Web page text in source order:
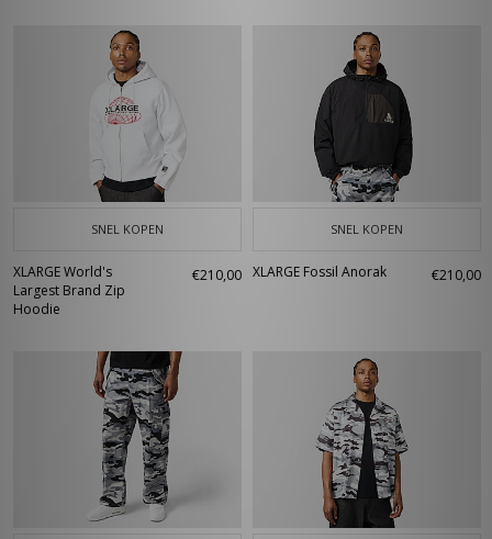
SNEL KOPEN
XLARGE World's
Largest Brand Zip
Hoodie
€210,00
SNEL KOPEN
XLARGE Fossil Anorak €210,00